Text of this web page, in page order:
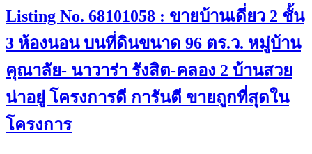
Listing No. 68101058 : ขายบ้านเดี่ยว 2 ชั้น
3 ห้องนอน บนที่ดินขนาด 96 ตร.ว. หมู่บ้าน
คุณาลัย- นาวาร่า รังสิต-คลอง 2 บ้านสวย
น่าอยู่ โครงการดี การันตี ขายถูกที่สุดใน
โครงการ